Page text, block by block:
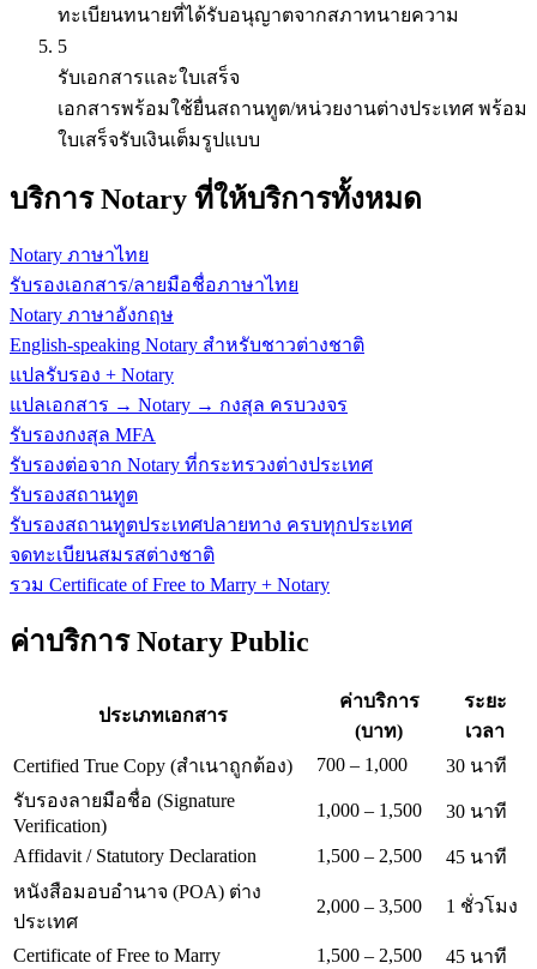
ทะเบียนทนายที่ได้รับอนุญาตจากสภาทนายความ
5
รับเอกสารและใบเสร็จ
เอกสารพร้อมใช้ยื่นสถานทูต/หน่วยงานต่างประเทศ พร้อม
ใบเสร็จรับเงินเต็มรูปแบบ
บริการ Notary ที่ให้บริการทั้งหมด
Notary ภาษาไทย
รับรองเอกสาร/ลายมือชื่อภาษาไทย
Notary ภาษาอังกฤษ
English-speaking Notary สำหรับชาวต่างชาติ
แปลรับรอง + Notary
แปลเอกสาร → Notary → กงสุล ครบวงจร
รับรองกงสุล MFA
รับรองต่อจาก Notary ที่กระทรวงต่างประเทศ
รับรองสถานทูต
รับรองสถานทูตประเทศปลายทาง ครบทุกประเทศ
จดทะเบียนสมรสต่างชาติ
รวม Certificate of Free to Marry + Notary
ค่าบริการ Notary Public
ประเภทเอกสาร
ค่าบริการ
(บาท)
ระยะ
เวลา
Certified True Copy (สำเนาถูกต้อง)
700 – 1,000
30 นาที
รับรองลายมือชื่อ (Signature
Verification)
1,000 – 1,500 30 นาที
Affidavit / Statutory Declaration 1,500 – 2,500
45 นาที
หนังสือมอบอำนาจ (POA) ต่าง
ประเทศ
2,000 – 3,500 1 ชั่วโมง
Certificate of Free to Marry 1,500 – 2,500
45 นาที